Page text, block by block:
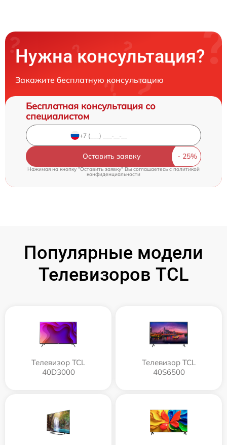
Нужна консультация?
Закажите бесплатную консультацию
Бесплатная консультация со
специалистом
Оставить заявку
Нажимая на кнопку "Оставить заявку" Вы соглашаетесь cполитикой
конфиденциальности
Популярные модели
Телевизоров TCL
Телевизор TCL
40D3000
Телевизор TCL
40S6500